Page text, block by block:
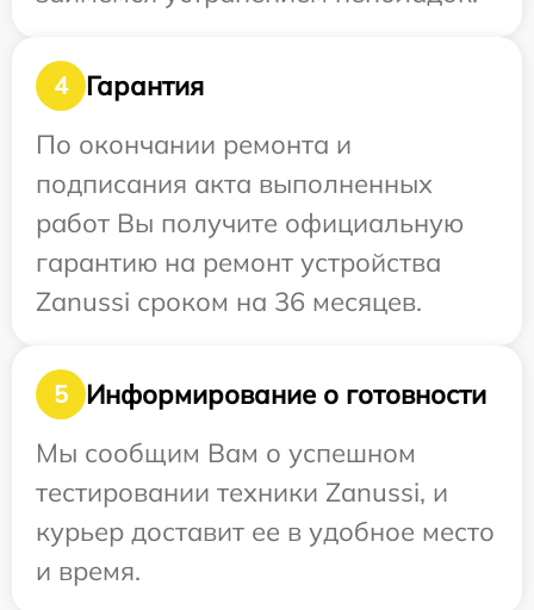
4
Гарантия
По окончании ремонта и
подписания акта выполненных
работ Вы получите официальную
гарантию на ремонт устройства
Zanussi сроком на 36 месяцев.
5
Информирование о готовности
Мы сообщим Вам о успешном
тестировании техники Zanussi, и
курьер доставит ее в удобное место
и время.